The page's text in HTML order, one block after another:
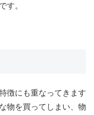
す。
徴にも重なってきます
物を買ってしまい、物